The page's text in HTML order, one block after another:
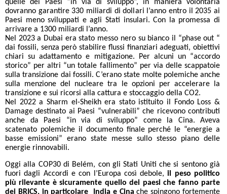
quelle dei Paesi “in via di sviluppo”, in maniera volontaria
dovranno garantire 330 miliardi di dollari l’anno entro il 2035 ai
Paesi meno sviluppati e agli Stati insulari. Con la promessa di
arrivare a 1300 miliardi l’anno.
Nel 2023 a Dubai era stato messo nero su bianco il “phase out “
dai fossili, senza però stabilire flussi finanziari adeguati, obiettivi
chiari su adattamento e mitigazione. Per alcuni un “accordo
storico” per altri “un totale fallimento” per via delle scappatoie
sulla transizione dai fossili. C’erano state molte polemiche anche
sulla menzione del nucleare tra le opzioni per accelerare la
transizione e sui ricorsi alla cattura e stoccaggio della CO2.
Nel 2022 a Sharm el-Sheikh era stato istituito il Fondo Loss &
Damage destinato ai Paesi “vulnerabili” che ricevono contributi
anche da Paesi “in via di sviluppo” come la Cina. Aveva
scatenato polemiche il documento finale perché le “energie a
basse emissioni” erano state messe sullo stesso piano delle
energie rinnovabili.
Oggi alla COP30 di Belém, con gli Stati Uniti che si sentono già
fuori dagli Accordi e con l’Europa così debole,il peso politico
più rilevante è sicuramente quello dei paesi che fanno parte
dei BRICS, in particolare India e Cinache spingono fortemente